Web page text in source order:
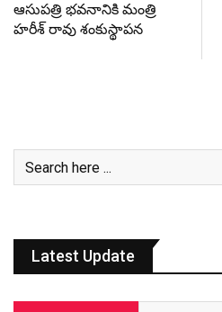
ఆసుపత్రి భవనానికి మంత్రి
హరీశ్ రావు శంకుస్థాపన
Latest Update